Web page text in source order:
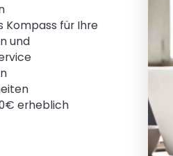
Kompass für Ihre
und
erheblich